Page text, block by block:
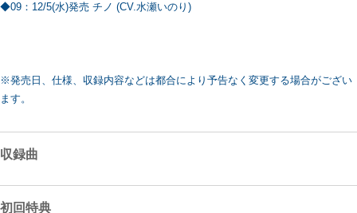
◆09：12/5(水)発売 チノ (CV.水瀬いのり)
※発売日、仕様、収録内容などは都合により予告なく変更する場合がござい
ます。
収録曲
初回特典